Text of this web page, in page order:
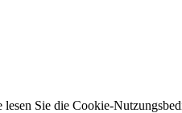
Sie die Cookie-